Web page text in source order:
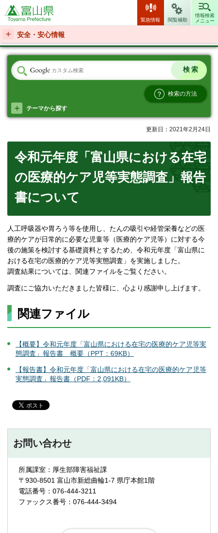
富山県
緊急情報 閲覧補助
情報検索
メニュー
安全・安心情報
検索の方法
テーマから探す
更新日：2021年2月24日
令和元年度「富山県における在宅
の医療的ケア児等実態調査」報告
書について
人工呼吸器や胃ろう等を使用し、たんの吸引や経管栄養などの医
療的ケアが日常的に必要な児童等（医療的ケア児等）に対する今
後の施策を検討する基礎資料とするため、令和元年度「富山県に
おける在宅の医療的ケア児等実態調査」を実施しました。
調査結果については、関連ファイルをご覧ください。
調査にご協力いただきました皆様に、心より感謝申し上げます。
関連ファイル
【概要】令和元年度「富山県における在宅の医療的ケア児等実
態調査」報告書 概要（PPT：69KB）
【報告書】令和元年度「富山県における在宅の医療的ケア児等
実態調査」報告書（PDF：2,091KB）
お問い合わせ
所属課室：厚生部障害福祉課
〒930-8501 富山市新総曲輪1-7 県庁本館1階
電話番号：076-444-3211
ファックス番号：076-444-3494